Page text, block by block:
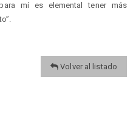
mí es elemental tener más
Volver al listado